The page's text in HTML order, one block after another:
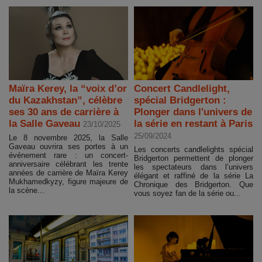
Maïra Kerey, la “voix d’or
du Kazakhstan”, célèbre
ses 30 ans de carrière à
la Salle Gaveau 23/10/2025
Le 8 novembre 2025, la Salle
Gaveau ouvrira ses portes à un
événement rare : un concert-
anniversaire célébrant les trente
années de carrière de Maïra Kerey
Mukhamedkyzy, figure majeure de
la scène...
Concert Candlelight,
spécial Bridgerton :
Plonger dans l'univers de
la série en restant à Paris
25/09/2024
Les concerts candlelights spécial
Bridgerton permettent de plonger
les spectateurs dans l’univers
élégant et raffiné de la série La
Chronique des Bridgerton. Que
vous soyez fan de la série ou...